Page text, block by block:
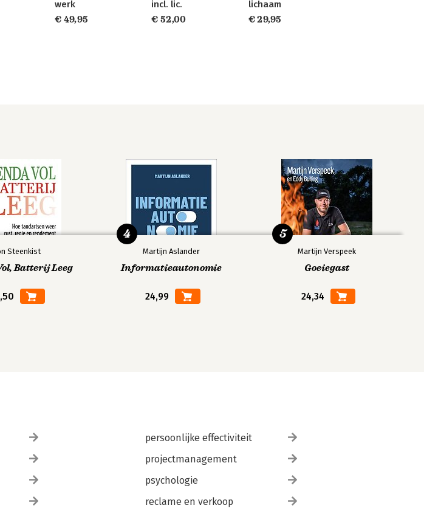
werk
€ 49,95
incl. lic.
€ 52,00
lichaam
€ 29,95
Steenkist
Batterij Leeg
Martijn Aslander
Informatieautonomie
24,99
4
Martijn Verspeek
Goeiegast
24,34
5
persoonlijke effectiviteit
projectmanagement
psychologie
reclame en verkoop